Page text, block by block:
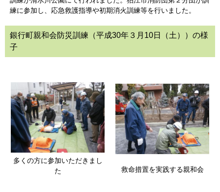
練に参加し、応急救護指導や初期消火訓練等を行いました。
銀行町親和会防災訓練（平成30年３月10日（土））の様
子
多くの方に参加いただきまし
た
救命措置を実践する親和会